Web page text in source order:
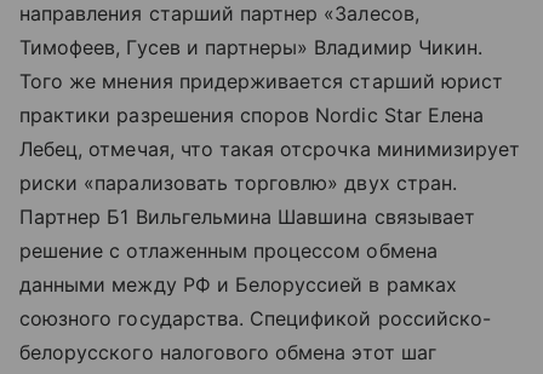
направления старший партнер «Залесов,
Тимофеев, Гусев и партнеры» Владимир Чикин.
Того же мнения придерживается старший юрист
практики разрешения споров Nordic Star Елена
Лебец, отмечая, что такая отсрочка минимизирует
риски «парализовать торговлю» двух стран.
Партнер Б1 Вильгельмина Шавшина связывает
решение с отлаженным процессом обмена
данными между РФ и Белоруссией в рамках
союзного государства. Спецификой российско-
белорусского налогового обмена этот шаг